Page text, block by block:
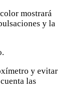
mostrará
y la
y evitar
las